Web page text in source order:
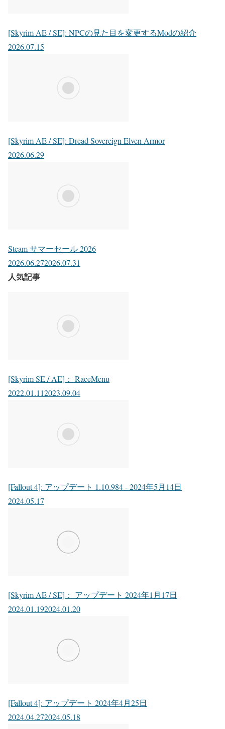
[Skyrim AE / SE]: NPCの見た目を変更するModの紹介
2026.07.15
[Skyrim AE / SE]: Dread Sovereign Elven Armor
2026.06.29
Steam サマーセール 2026
2026.06.272026.07.31
人気記事
[Skyrim SE / AE]： RaceMenu
2022.01.112023.09.04
[Fallout 4]: アップデート 1.10.984 - 2024年5月14日
2024.05.17
[Skyrim AE / SE]： アップデート 2024年1月17日
2024.01.192024.01.20
[Fallout 4]: アップデート 2024年4月25日
2024.04.272024.05.18